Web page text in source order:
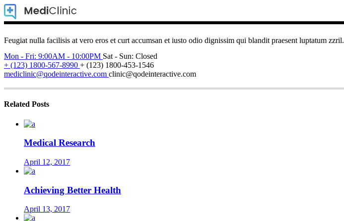
Feugiat nulla facilisis at vero eros et curt accumsan et iusto odio dignissim qui blandit praesent luptatum zzril.
Mon - Fri: 9:00AM - 10:00PM Sat - Sun: Closed
+ (123) 1800-567-8990 + (123) 1800-453-1546
mediclinic@qodeinteractive.com clinic@qodeinteractive.com
Related Posts
Medical Research
April 12, 2017
Achieving Better Health
April 13, 2017